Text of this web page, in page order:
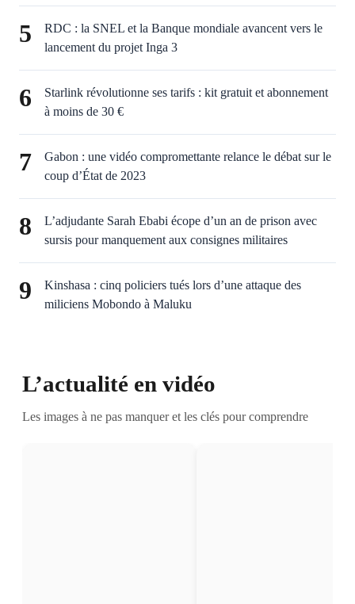
5
RDC : la SNEL et la Banque mondiale avancent vers le
lancement du projet Inga 3
6
Starlink révolutionne ses tarifs : kit gratuit et abonnement
à moins de 30 €
7
Gabon : une vidéo compromettante relance le débat sur le
coup d’État de 2023
8
L’adjudante Sarah Ebabi écope d’un an de prison avec
sursis pour manquement aux consignes militaires
9
Kinshasa : cinq policiers tués lors d’une attaque des
miliciens Mobondo à Maluku
L’actualité en vidéo
Les images à ne pas manquer et les clés pour comprendre